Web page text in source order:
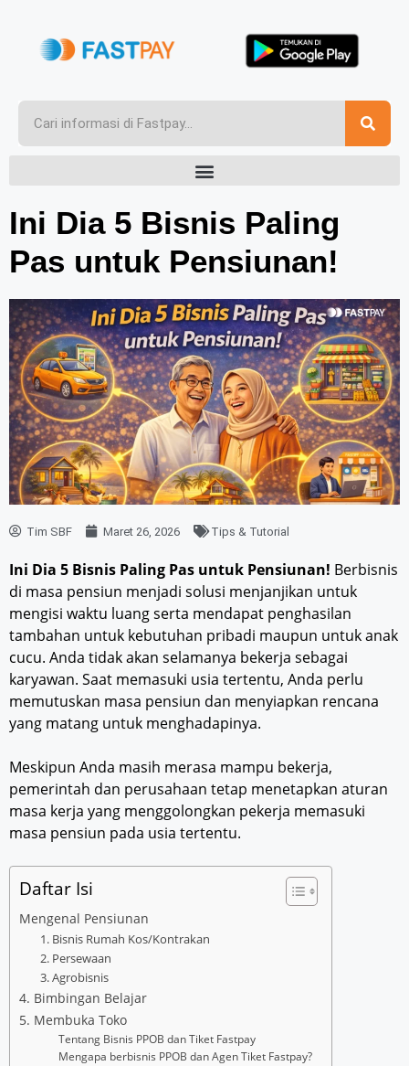
Ini Dia 5 Bisnis Paling
Pas untuk Pensiunan!
Tim SBF Maret 26, 2026 Tips & Tutorial
Ini Dia 5 Bisnis Paling Pas untuk Pensiunan! Berbisnis
di masa pensiun menjadi solusi menjanjikan untuk
mengisi waktu luang serta mendapat penghasilan
tambahan untuk kebutuhan pribadi maupun untuk anak
cucu. Anda tidak akan selamanya bekerja sebagai
karyawan. Saat memasuki usia tertentu, Anda perlu
memutuskan masa pensiun dan menyiapkan rencana
yang matang untuk menghadapinya.
Meskipun Anda masih merasa mampu bekerja,
pemerintah dan perusahaan tetap menetapkan aturan
masa kerja yang menggolongkan pekerja memasuki
masa pensiun pada usia tertentu.
Daftar Isi
Mengenal Pensiunan
1. Bisnis Rumah Kos/Kontrakan
2. Persewaan
3. Agrobisnis
4. Bimbingan Belajar
5. Membuka Toko
Tentang Bisnis PPOB dan Tiket Fastpay
Mengapa berbisnis PPOB dan Agen Tiket Fastpay?